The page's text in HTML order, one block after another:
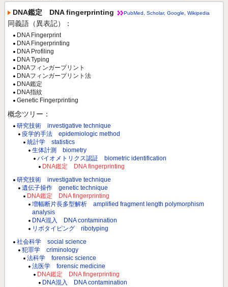
DNA鑑定 DNA fingerprinting PubMed Scholar, Google Wikipedia
同義語（異表記）：
DNA Fingerprint
DNA Fingerprinting
DNA Profiling
DNA Typing
DNAフィンガープリント
DNAフィンガープリント法
DNA鑑定
DNA指紋
Genetic Fingerprinting
概念ツリー：
研究技術 investigative technique
疫学的手法 epidemiologic method
統計学 statistics
生体計測 biometry
バイオメトリクス認証 biometric identification
DNA鑑定 DNA fingerprinting
研究技術 investigative technique
遺伝子操作 genetic technique
DNA鑑定 DNA fingerprinting
増幅断片長多型解析 amplified fragment length polymorphism
analysis
DNA混入 DNA contamination
リボタイピング ribotyping
社会科学 social science
犯罪学 criminology
法科学 forensic science
法医学 forensic medicine
DNA鑑定 DNA fingerprinting
DNA混入 DNA contamination